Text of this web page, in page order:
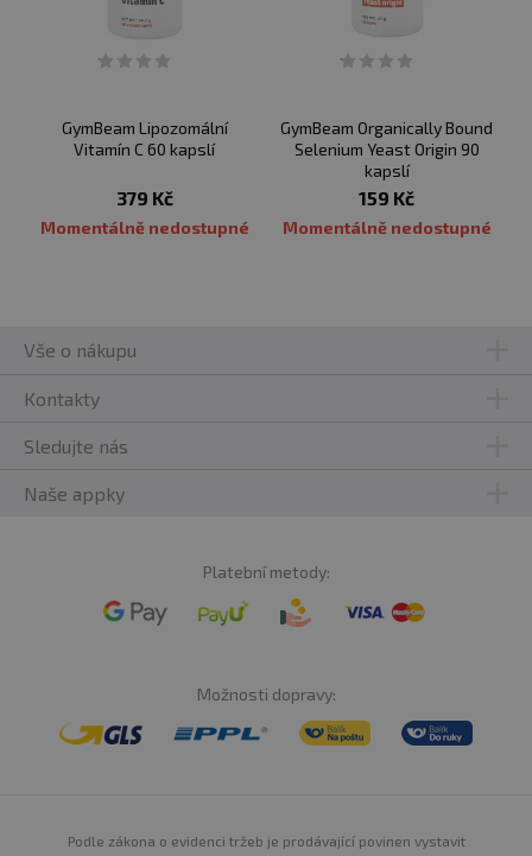
GymBeam Lipozomální
Vitamín C 60 kapslí
379 Kč
Momentálně nedostupné
GymBeam Organically Bound
Selenium Yeast Origin 90
kapslí
159 Kč
Momentálně nedostupné
Vše o nákupu
Kontakty
Sledujte nás
Naše appky
Platební metody:
Možnosti dopravy:
Podle zákona o evidenci tržeb je prodávající povinen vystavit